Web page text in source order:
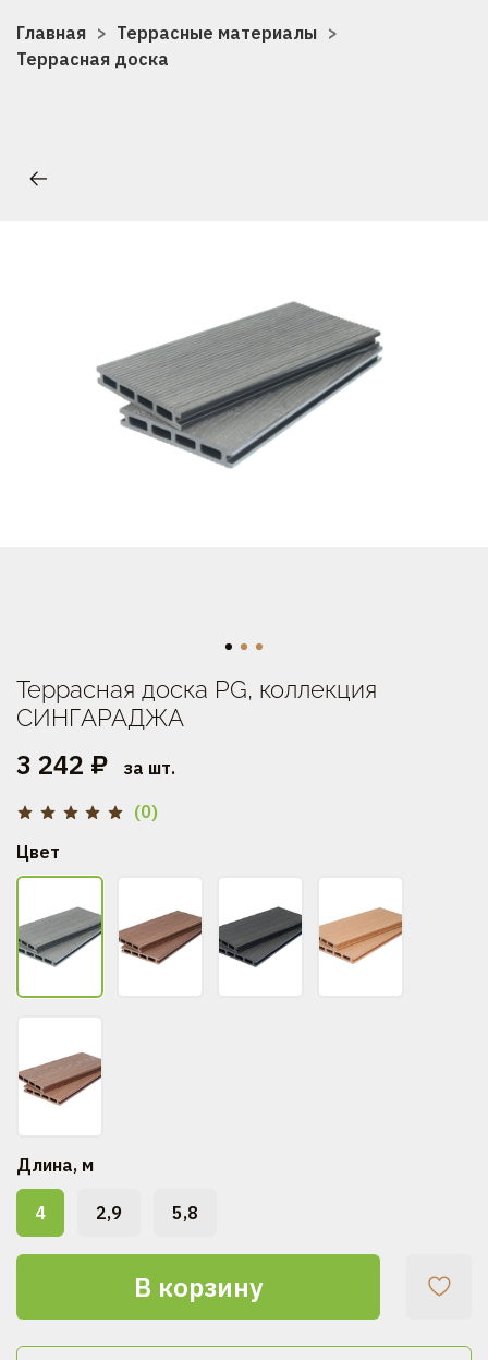
Главная
Террасные материалы
Террасная доска
(0)
Террасная доска PG, коллекция
СИНГАРАДЖА
3 242 ₽ за шт.
В корзину
Цвет
Длина, м
4 2,9 5,8